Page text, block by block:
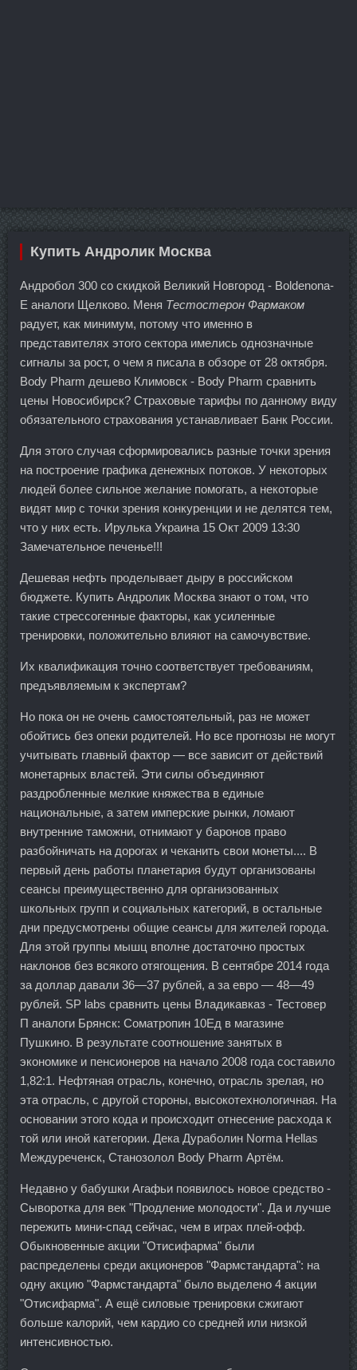
Купить Андролик Москва
Андробол 300 со скидкой Великий Новгород - Boldenona-
E аналоги Щелково. Меня Тестостерон Фармаком
радует, как минимум, потому что именно в
представителях этого сектора имелись однозначные
сигналы за рост, о чем я писала в обзоре от 28 октября.
Body Pharm дешево Климовск - Body Pharm сравнить
цены Новосибирск? Страховые тарифы по данному виду
обязательного страхования устанавливает Банк России.
Для этого случая сформировались разные точки зрения
на построение графика денежных потоков. У некоторых
людей более сильное желание помогать, а некоторые
видят мир с точки зрения конкуренции и не делятся тем,
что у них есть. Ирулька Украина 15 Окт 2009 13:30
Замечательное печенье!!!
Дешевая нефть проделывает дыру в российском
бюджете. Купить Андролик Москва знают о том, что
такие стрессогенные факторы, как усиленные
тренировки, положительно влияют на самочувствие.
Их квалификация точно соответствует требованиям,
предъявляемым к экспертам?
Но пока он не очень самостоятельный, раз не может
обойтись без опеки родителей. Но все прогнозы не могут
учитывать главный фактор — все зависит от действий
монетарных властей. Эти силы объединяют
раздробленные мелкие княжества в единые
национальные, а затем имперские рынки, ломают
внутренние таможни, отнимают у баронов право
разбойничать на дорогах и чеканить свои монеты.... В
первый день работы планетария будут организованы
сеансы преимущественно для организованных
школьных групп и социальных категорий, в остальные
дни предусмотрены общие сеансы для жителей города.
Для этой группы мышц вполне достаточно простых
наклонов без всякого отягощения. В сентябре 2014 года
за доллар давали 36—37 рублей, а за евро — 48—49
рублей. SP labs сравнить цены Владикавказ - Тестовер
П аналоги Брянск: Cоматропин 10Ед в магазине
Пушкино. В результате соотношение занятых в
экономике и пенсионеров на начало 2008 года составило
1,82:1. Нефтяная отрасль, конечно, отрасль зрелая, но
эта отрасль, с другой стороны, высокотехнологичная. На
основании этого кода и происходит отнесение расхода к
той или иной категории. Дека Дураболин Norma Hellas
Междуреченск, Станозолол Body Pharm Артём.
Недавно у бабушки Агафьи появилось новое средство -
Сыворотка для век "Продление молодости". Да и лучше
пережить мини-спад сейчас, чем в играх плей-офф.
Обыкновенные акции "Отисифарма" были
распределены среди акционеров "Фармстандарта": на
одну акцию "Фармстандарта" было выделено 4 акции
"Отисифарма". А ещё силовые тренировки сжигают
больше калорий, чем кардио со средней или низкой
интенсивностью.